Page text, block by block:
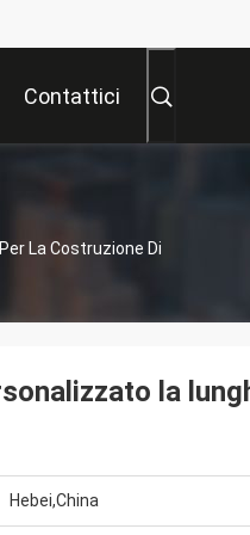
Contattici
La Costruzione Di
la
Hebei,China